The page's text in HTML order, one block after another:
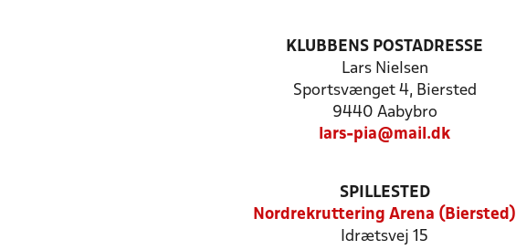
KLUBBENS POSTADRESSE
Lars Nielsen
Sportsvænget 4, Biersted
9440 Aabybro
lars-pia@mail.dk
SPILLESTED
Nordrekruttering Arena (Biersted)
Idrætsvej 15